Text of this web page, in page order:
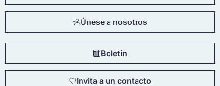
Únese a nosotros
Boletin
Invita a un contacto